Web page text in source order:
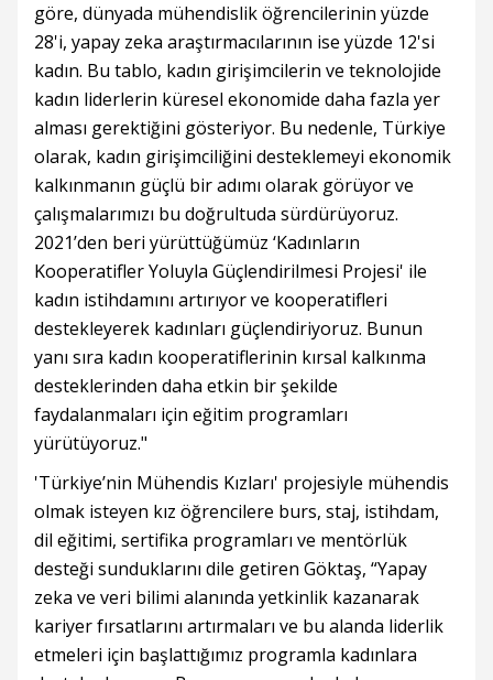
göre, dünyada mühendislik öğrencilerinin yüzde
28'i, yapay zeka araştırmacılarının ise yüzde 12'si
kadın. Bu tablo, kadın girişimcilerin ve teknolojide
kadın liderlerin küresel ekonomide daha fazla yer
alması gerektiğini gösteriyor. Bu nedenle, Türkiye
olarak, kadın girişimciliğini desteklemeyi ekonomik
kalkınmanın güçlü bir adımı olarak görüyor ve
çalışmalarımızı bu doğrultuda sürdürüyoruz.
2021’den beri yürüttüğümüz ‘Kadınların
Kooperatifler Yoluyla Güçlendirilmesi Projesi' ile
kadın istihdamını artırıyor ve kooperatifleri
destekleyerek kadınları güçlendiriyoruz. Bunun
yanı sıra kadın kooperatiflerinin kırsal kalkınma
desteklerinden daha etkin bir şekilde
faydalanmaları için eğitim programları
yürütüyoruz."
'Türkiye’nin Mühendis Kızları' projesiyle mühendis
olmak isteyen kız öğrencilere burs, staj, istihdam,
dil eğitimi, sertifika programları ve mentörlük
desteği sunduklarını dile getiren Göktaş, “Yapay
zeka ve veri bilimi alanında yetkinlik kazanarak
kariyer fırsatlarını artırmaları ve bu alanda liderlik
etmeleri için başlattığımız programla kadınlara